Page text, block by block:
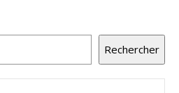
Rechercher